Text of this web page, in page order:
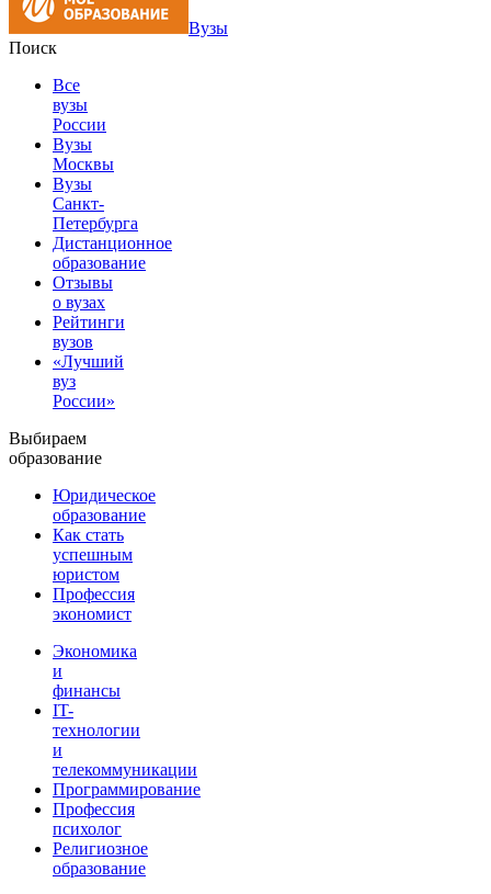
Вузы
Поиск
Все
вузы
России
Вузы
Москвы
Вузы
Санкт-
Петербурга
Дистанционное
образование
Отзывы
о вузах
Рейтинги
вузов
«Лучший
вуз
России»
Выбираем
образование
Юридическое
образование
Как стать
успешным
юристом
Профессия
экономист
Экономика
и
финансы
IT-
технологии
и
телекоммуникации
Программирование
Профессия
психолог
Религиозное
образование